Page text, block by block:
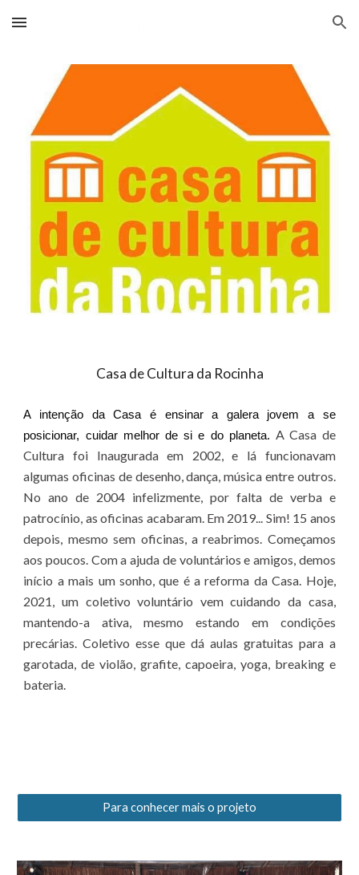
Skip to main content Skip to navigation
Casa de Cultura da Rocinha
A intenção da Casa é ensinar a galera jovem a se
posicionar, cuidar melhor de si e do planeta.A Casa de
Cultura foi Inaugurada em 2002, e lá funcionavam
algumas oficinas de desenho, dança, música entre outros.
No ano de 2004 infelizmente, por falta de verba e
patrocínio, as oficinas acabaram. Em 2019... Sim! 15 anos
depois, mesmo sem oficinas, a reabrimos. Começamos
aos poucos. Com a ajuda de voluntários e amigos, demos
início a mais um sonho, que é a reforma da Casa. Hoje,
2021, um coletivo voluntário vem cuidando da casa,
mantendo-a ativa, mesmo estando em condições
precárias. Coletivo esse que dá aulas gratuitas para a
garotada, de violão, grafite, capoeira, yoga, breaking e
bateria.
Para conhecer mais o projeto